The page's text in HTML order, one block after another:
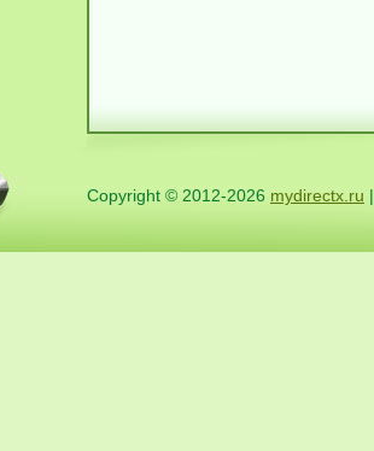
Copyright © 2012-2026 mydirectx.ru